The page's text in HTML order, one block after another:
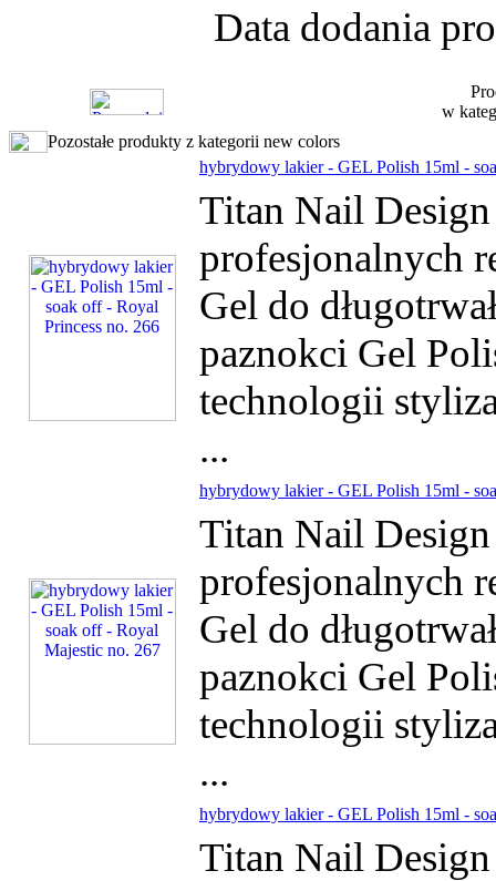
Data dodania
w
Pozostałe produkty z kategorii new colors
hybrydowy lakier - GEL Polish 15ml -
Titan Nail
profesjonalnych
Gel do
paznokci Gel
technologii
...
hybrydowy lakier - GEL Polish 15ml -
Titan Nail
profesjonalnych
Gel do
paznokci Gel
technologii
...
hybrydowy lakier - GEL Polish 15ml -
Titan Nail